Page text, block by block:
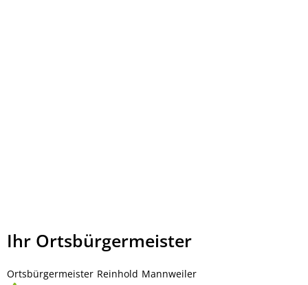
Ihr Ortsbürgermeister
Ortsbürgermeister Reinhold Mannweiler